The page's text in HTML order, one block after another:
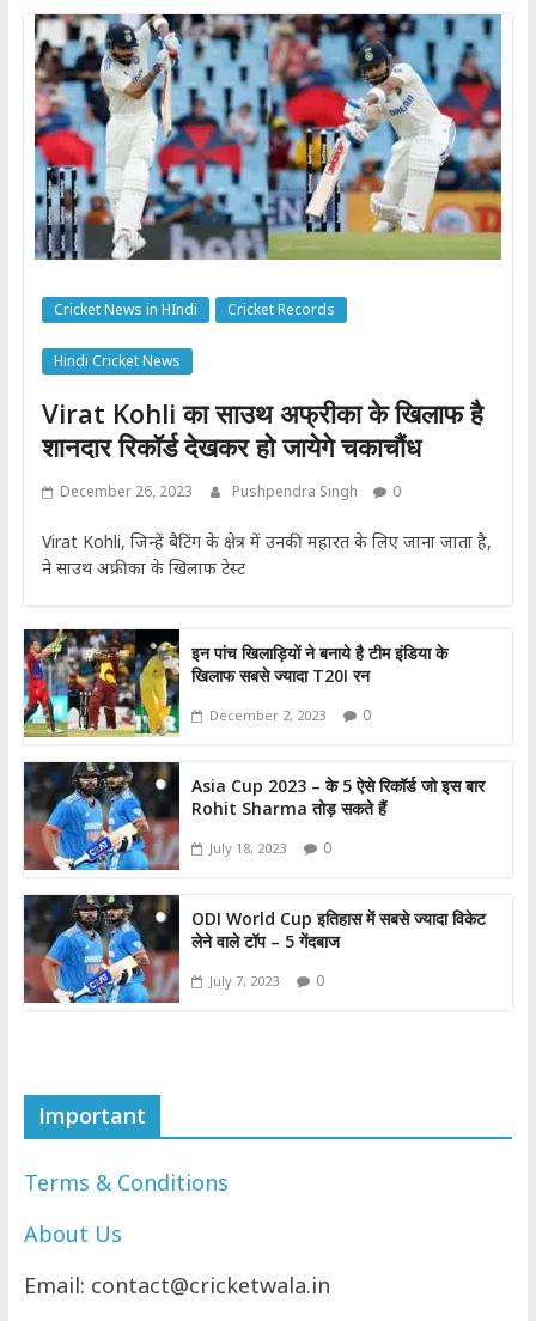
Cricket News in HIndi Cricket Records
Hindi Cricket News
Virat Kohli का साउथ अफ्रीका के खिलाफ है
शानदार रिकॉर्ड देखकर हो जायेगे चकाचौंध
December 26, 2023 Pushpendra Singh 0
Virat Kohli, जिन्हें बैटिंग के क्षेत्र में उनकी महारत के लिए जाना जाता है,
ने साउथ अफ्रीका के खिलाफ टेस्ट
इन पांच खिलाड़ियों ने बनाये है टीम इंडिया के
खिलाफ सबसे ज्यादा T20I रन
December 2, 2023 0
Asia Cup 2023 – के 5 ऐसे रिकॉर्ड जो इस बार
Rohit Sharma तोड़ सकते हैं
July 18, 2023 0
ODI World Cup इतिहास में सबसे ज्यादा विकेट
लेने वाले टॉप – 5 गेंदबाज
July 7, 2023 0
Important
Terms & Conditions
About Us
Email: contact@cricketwala.in